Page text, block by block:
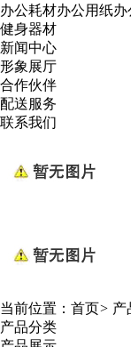
办公耗材办公用纸办
健身器材
新闻中心
形象展厅
合作伙伴
配送服务
联系我们
当前位置： 首页> 产
产品分类